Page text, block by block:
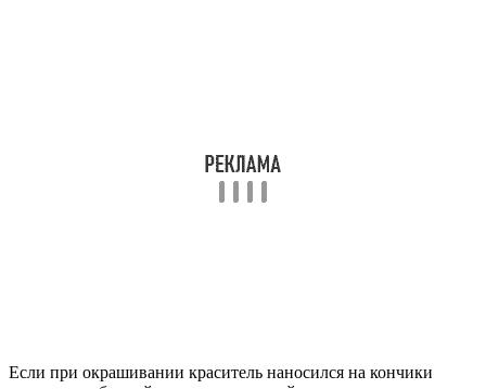
Если при окрашивании краситель наносился на кончики